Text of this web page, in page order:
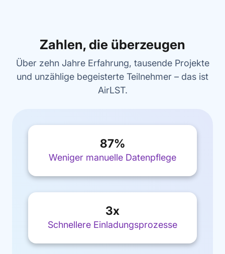
Zahlen, die überzeugen
Über zehn Jahre Erfahrung, tausende Projekte
und unzählige begeisterte Teilnehmer – das ist
AirLST.
87%
Weniger manuelle Datenpflege
3x
Schnellere Einladungsprozesse